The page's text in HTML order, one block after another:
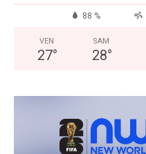
88 %
VEN
27°
SAM
28°